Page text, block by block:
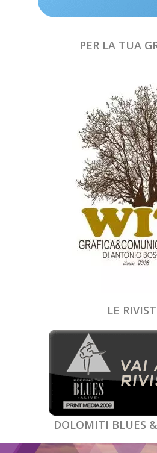
PER LA TUA
LE
DOLOMITI BLUES